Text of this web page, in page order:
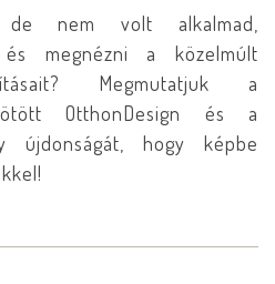
de nem volt alkalmad,
és megnézni a közelmúlt
Megmutatjuk a
OtthonDesign és a
újdonságát, hogy képbe